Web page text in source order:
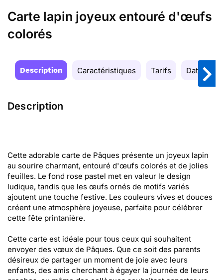
Carte lapin joyeux entouré d'œufs
colorés
Description Caractéristiques Tarifs Date de
Description
Cette adorable carte de Pâques présente un joyeux lapin
au sourire charmant, entouré d'œufs colorés et de jolies
feuilles. Le fond rose pastel met en valeur le design
ludique, tandis que les œufs ornés de motifs variés
ajoutent une touche festive. Les couleurs vives et douces
créent une atmosphère joyeuse, parfaite pour célébrer
cette fête printanière.
Cette carte est idéale pour tous ceux qui souhaitent
envoyer des vœux de Pâques. Que ce soit des parents
désireux de partager un moment de joie avec leurs
enfants, des amis cherchant à égayer la journée de leurs